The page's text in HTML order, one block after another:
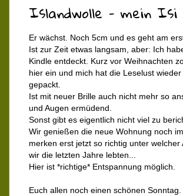
Islandwolle - mein Isi
Er wächst. Noch 5cm und es geht am
Ist zur Zeit etwas langsam, aber: Ich
Kindle entdeckt. Kurz vor Weihnachten
hier ein und mich hat die Leselust wieder
gepackt.
Ist mit neuer Brille auch nicht mehr so
und Augen ermüdend.
Sonst gibt es eigentlich nicht viel zu
Wir genießen die neue Wohnung noch
merken erst jetzt so richtig unter welcher
wir die letzten Jahre lebten...
Hier ist *richtige* Entspannung möglich.
Euch allen noch einen schönen